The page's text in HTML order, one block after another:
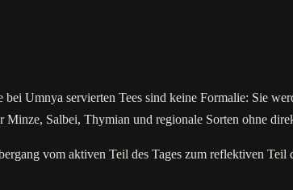
Umnya servierten Tees sind keine Formalie: Sie
Salbei, Thymian und regionale Sorten ohne
vom aktiven Teil des Tages zum reflektiven Teil